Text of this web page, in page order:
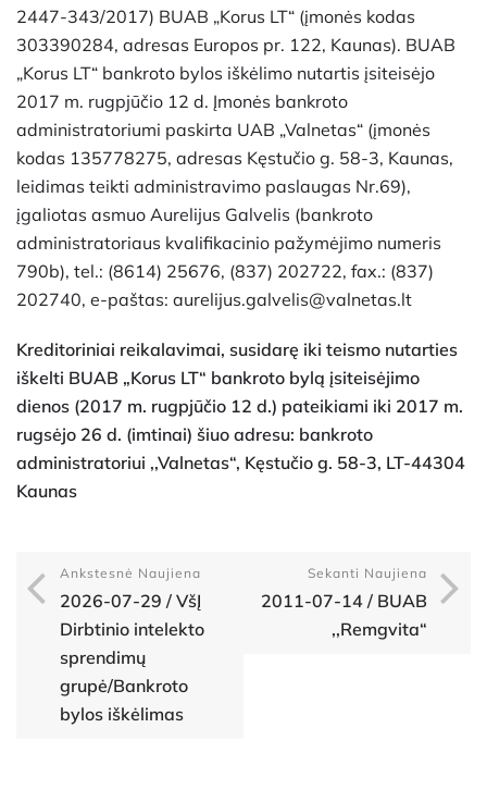
2447-343/2017) BUAB „Korus LT“ (įmonės kodas
303390284, adresas Europos pr. 122, Kaunas). BUAB
„Korus LT“ bankroto bylos iškėlimo nutartis įsiteisėjo
2017 m. rugpjūčio 12 d. Įmonės bankroto
administratoriumi paskirta UAB „Valnetas“ (įmonės
kodas 135778275, adresas Kęstučio g. 58-3, Kaunas,
leidimas teikti administravimo paslaugas Nr.69),
įgaliotas asmuo Aurelijus Galvelis (bankroto
administratoriaus kvalifikacinio pažymėjimo numeris
790b), tel.: (8614) 25676, (837) 202722, fax.: (837)
202740, e-paštas: aurelijus.galvelis@valnetas.lt
Kreditoriniai reikalavimai, susidarę iki teismo nutarties
iškelti BUAB „Korus LT“ bankroto bylą įsiteisėjimo
dienos (2017 m. rugpjūčio 12 d.) pateikiami iki 2017 m.
rugsėjo 26 d. (imtinai) šiuo adresu: bankroto
administratoriui ,,Valnetas“, Kęstučio g. 58-3, LT-44304
Kaunas
Ankstesnė Naujiena
2026-07-29 / VšĮ
Dirbtinio intelekto
sprendimų
grupė/Bankroto
bylos iškėlimas
Sekanti Naujiena
2011-07-14 / BUAB
,,Remgvita“